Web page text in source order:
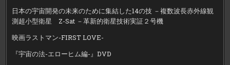
日本の宇宙開発の未来のために集結した14の技 －複数波長赤外線観
測超小型衛星 Z-Sat －革新的衛星技術実証２号機
映画ラストマン-FIRST LOVE-
『宇宙の法-エローヒム編-』DVD